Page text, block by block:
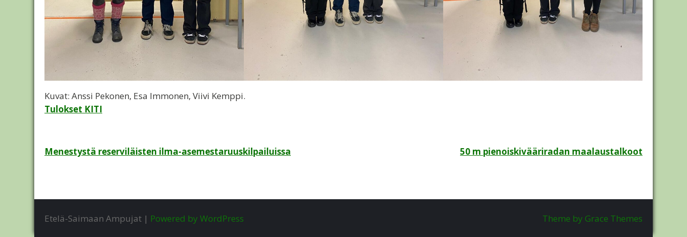
Kuvat: Anssi Pekonen, Esa Immonen, Viivi Kemppi.
Tulokset KITI
Artikkelien
Menestystä reserviläisten ilma-asemestaruuskilpailuissa 50 m pienoiskivääriradan maalaustalkoot
Etelä-Saimaan Ampujat | Powered by WordPress Theme by Grace Themes